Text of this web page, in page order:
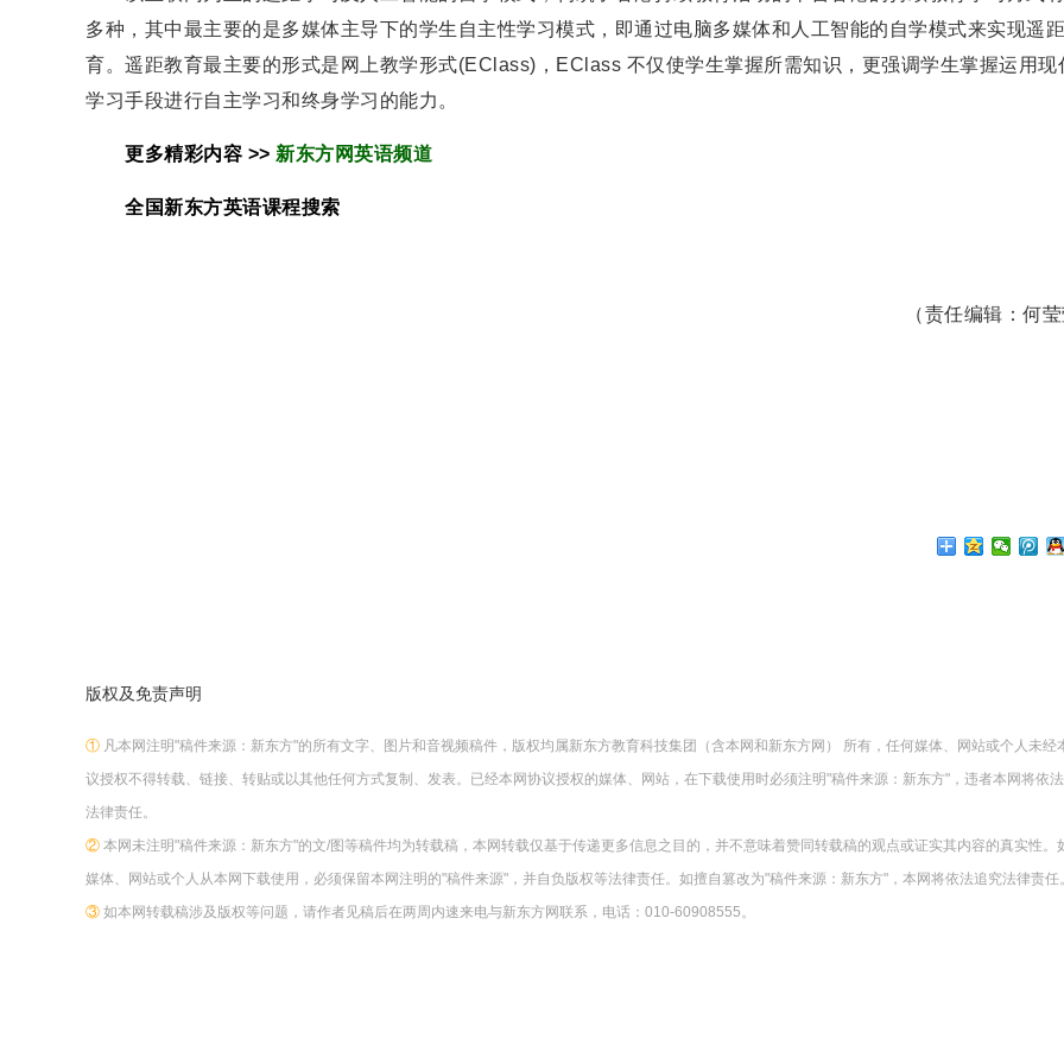
多种，其中最主要的是多媒体主导下的学生自主性学习模式，即通过电脑多媒体和人工智能的自学模式来实现遥
育。遥距教育最主要的形式是网上教学形式(EClass)，EClass 不仅使学生掌握所需知识，更强调学生掌握运用现
学习手段进行自主学习和终身学习的能力。
更多精彩内容 >> 新东方网英语频道
全国新东方英语课程搜索
（责任编辑：何莹
版权及免责声明
① 凡本网注明"稿件来源：新东方"的所有文字、图片和音视频稿件，版权均属新东方教育科技集团（含本网和新东方网） 所有，任何媒体、网站或个人未经
议授权不得转载、链接、转贴或以其他任何方式复制、发表。已经本网协议授权的媒体、网站，在下载使用时必须注明"稿件来源：新东方"，违者本网将依
法律责任。
② 本网未注明"稿件来源：新东方"的文/图等稿件均为转载稿，本网转载仅基于传递更多信息之目的，并不意味着赞同转载稿的观点或证实其内容的真实性。
媒体、网站或个人从本网下载使用，必须保留本网注明的"稿件来源"，并自负版权等法律责任。如擅自篡改为"稿件来源：新东方"，本网将依法追究法律责任。
③ 如本网转载稿涉及版权等问题，请作者见稿后在两周内速来电与新东方网联系，电话：010-60908555。